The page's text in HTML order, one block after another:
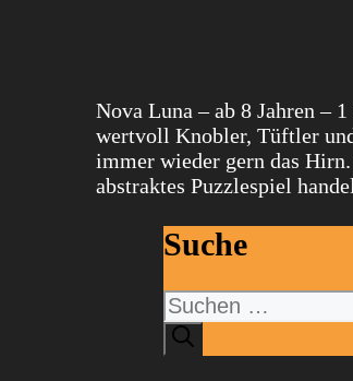
Nova Luna – ab 8 Jahren –
wertvoll Knobler, Tüftler
immer wieder gern das
abstraktes Puzzlespiel
Suche
Suchen
nach: